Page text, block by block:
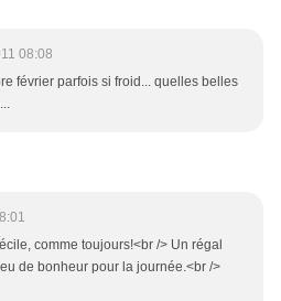
08:08
février parfois si froid... quelles belles
comme toujours!<br /> Un régal
de bonheur pour la journée.<br />